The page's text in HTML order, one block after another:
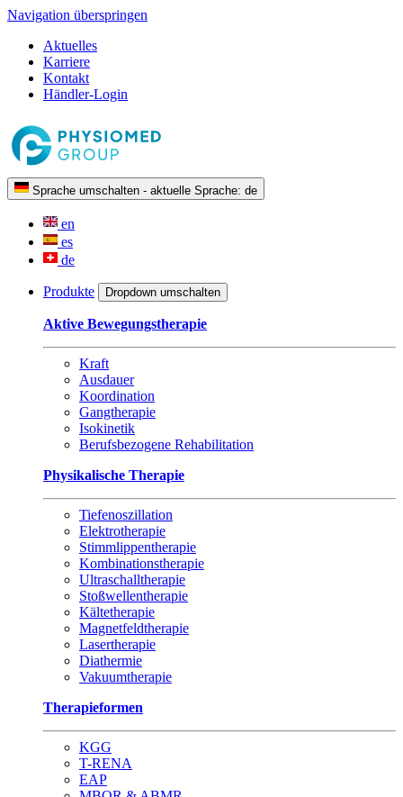
Navigation überspringen
Aktuelles
Karriere
Kontakt
Händler-Login
Sprache umschalten - aktuelle Sprache: de
en
es
de
Produkte Dropdown umschalten
Aktive Bewegungstherapie
Kraft
Ausdauer
Koordination
Gangtherapie
Isokinetik
Berufsbezogene Rehabilitation
Physikalische Therapie
Tiefenoszillation
Elektrotherapie
Stimmlippentherapie
Kombinationstherapie
Ultraschalltherapie
Stoßwellentherapie
Kältetherapie
Magnetfeldtherapie
Lasertherapie
Diathermie
Vakuumtherapie
Therapieformen
KGG
T-RENA
EAP